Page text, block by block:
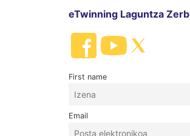
eTwinning Laguntza
First name
Email